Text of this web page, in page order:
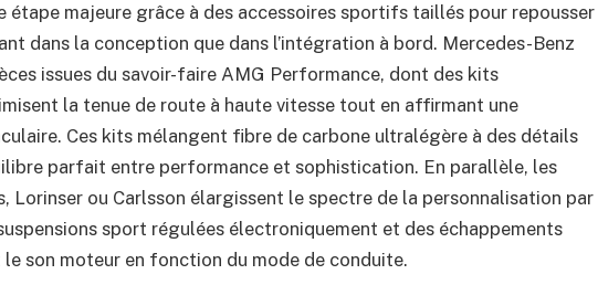
étape majeure grâce à des accessoires sportifs taillés pour repousser
dans la conception que dans l’intégration à bord. Mercedes-Benz
issues du savoir-faire AMG Performance, dont des kits
la tenue de route à haute vitesse tout en affirmant une
Ces kits mélangent fibre de carbone ultralégère à des détails
parfait entre performance et sophistication. En parallèle, les
Lorinser ou Carlsson élargissent le spectre de la personnalisation par
sport régulées électroniquement et des échappements
son moteur en fonction du mode de conduite.